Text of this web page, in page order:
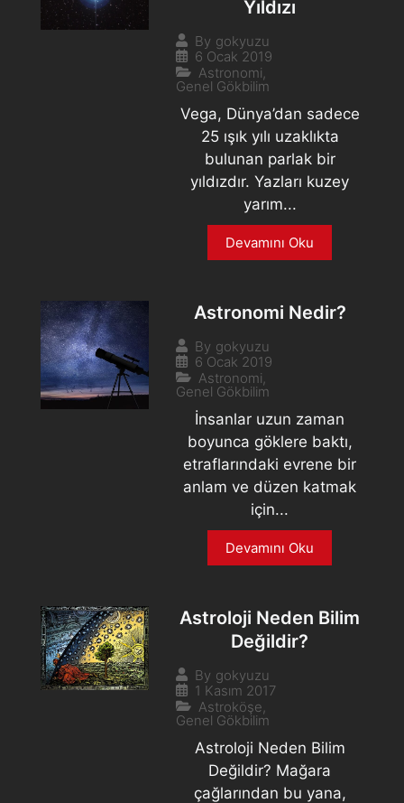
Yıldızı
By gokyuzu
6 Ocak 2019
Astronomi
Genel Gökbilim
Vega, Dünya’dan sadece
25 ışık yılı uzaklıkta
bulunan parlak bir
yıldızdır. Yazları kuzey
yarım...
Devamını Oku
Astronomi Nedir?
By gokyuzu
6 Ocak 2019
Astronomi
Genel Gökbilim
İnsanlar uzun zaman
boyunca göklere baktı,
etraflarındaki evrene bir
anlam ve düzen katmak
için...
Devamını Oku
Astroloji Neden Bilim
Değildir?
By gokyuzu
1 Kasım 2017
Astroköşe
Genel Gökbilim
Astroloji Neden Bilim
Değildir? Mağara
çağlarından bu yana,